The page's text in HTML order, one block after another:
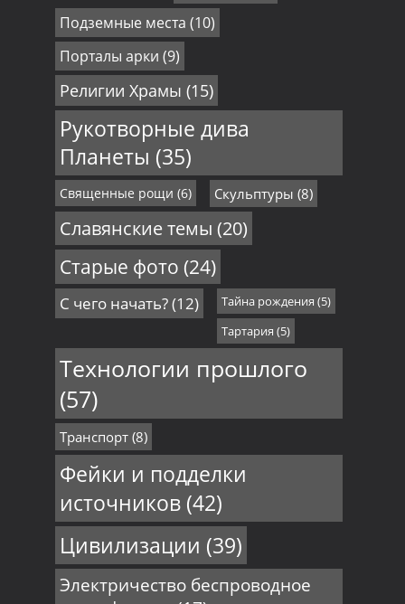
Подземные места (10)
Порталы арки (9)
Религии Храмы (15)
Рукотворные дива
Планеты (35)
Священные рощи (6) Скульптуры (8)
Славянские темы (20)
Старые фото (24)
С чего начать?(12) Тайна рождения (5)
Тартария (5)
Технологии прошлого
(57)
Транспорт(8)
Фейки и подделки
источников(42)
Цивилизации (39)
Электричество беспроводное